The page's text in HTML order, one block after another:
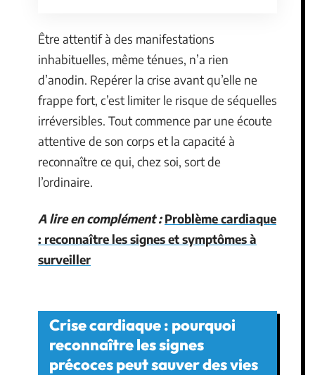
Être attentif à des manifestations
inhabituelles, même ténues, n’a rien
d’anodin. Repérer la crise avant qu’elle ne
frappe fort, c’est limiter le risque de séquelles
irréversibles. Tout commence par une écoute
attentive de son corps et la capacité à
reconnaître ce qui, chez soi, sort de
l’ordinaire.
A lire en complément : Problème cardiaque
: reconnaître les signes et symptômes à
surveiller
Crise cardiaque : pourquoi
reconnaître les signes
précoces peut sauver des vies